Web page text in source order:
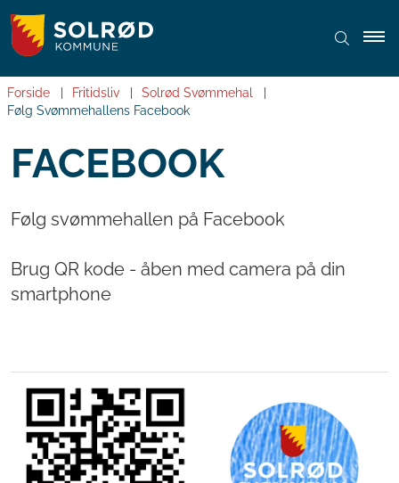
Forside Fritidsliv
Solrød Svømmehal
Følg Svømmehallens Facebook
FACEBOOK
Følg svømmehallen på Facebook
Brug QR kode - åben med camera på din
smartphone